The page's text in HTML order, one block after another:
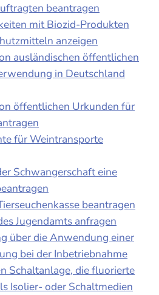
beantragen
mit Biozid-Produkten
anzeigen
ausländischen öffentlichen
in Deutschland
öffentlichen Urkunden für
für Weintransporte
Schwangerschaft eine
beantragen
Jugendamts anfragen
über die Anwendung einer
bei der Inbetriebnahme
Schaltanlage, die fluorierte
Isolier- oder Schaltmedien